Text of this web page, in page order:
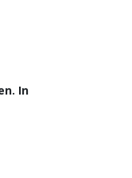
In